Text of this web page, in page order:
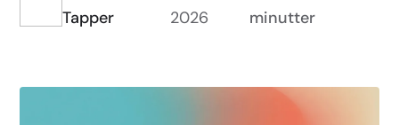
Tapper
2026
minutter